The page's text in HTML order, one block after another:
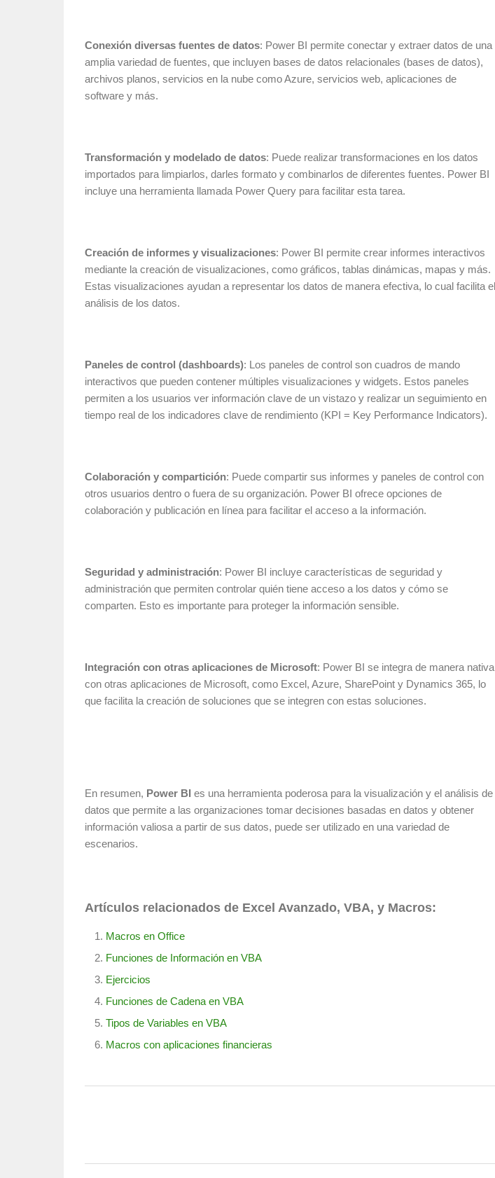
Conexión diversas fuentes de datos: Power BI permite conectar y extraer datos de una
amplia variedad de fuentes, que incluyen bases de datos relacionales (bases de datos),
archivos planos, servicios en la nube como Azure, servicios web, aplicaciones de
software y más.
Transformación y modelado de datos: Puede realizar transformaciones en los datos
importados para limpiarlos, darles formato y combinarlos de diferentes fuentes. Power BI
incluye una herramienta llamada Power Query para facilitar esta tarea.
Creación de informes y visualizaciones: Power BI permite crear informes interactivos
mediante la creación de visualizaciones, como gráficos, tablas dinámicas, mapas y más.
Estas visualizaciones ayudan a representar los datos de manera efectiva, lo cual facilita el
análisis de los datos.
Paneles de control (dashboards): Los paneles de control son cuadros de mando
interactivos que pueden contener múltiples visualizaciones y widgets. Estos paneles
permiten a los usuarios ver información clave de un vistazo y realizar un seguimiento en
tiempo real de los indicadores clave de rendimiento (KPI = Key Performance Indicators).
Colaboración y compartición: Puede compartir sus informes y paneles de control con
otros usuarios dentro o fuera de su organización. Power BI ofrece opciones de
colaboración y publicación en línea para facilitar el acceso a la información.
Seguridad y administración: Power BI incluye características de seguridad y
administración que permiten controlar quién tiene acceso a los datos y cómo se
comparten. Esto es importante para proteger la información sensible.
Integración con otras aplicaciones de Microsoft: Power BI se integra de manera nativa
con otras aplicaciones de Microsoft, como Excel, Azure, SharePoint y Dynamics 365, lo
que facilita la creación de soluciones que se integren con estas soluciones.
En resumen, Power BI es una herramienta poderosa para la visualización y el análisis de
datos que permite a las organizaciones tomar decisiones basadas en datos y obtener
información valiosa a partir de sus datos, puede ser utilizado en una variedad de
escenarios.
Artículos relacionados de Excel Avanzado, VBA, y Macros:
Macros en Office
Funciones de Información en VBA
Ejercicios
Funciones de Cadena en VBA
Tipos de Variables en VBA
Macros con aplicaciones financieras